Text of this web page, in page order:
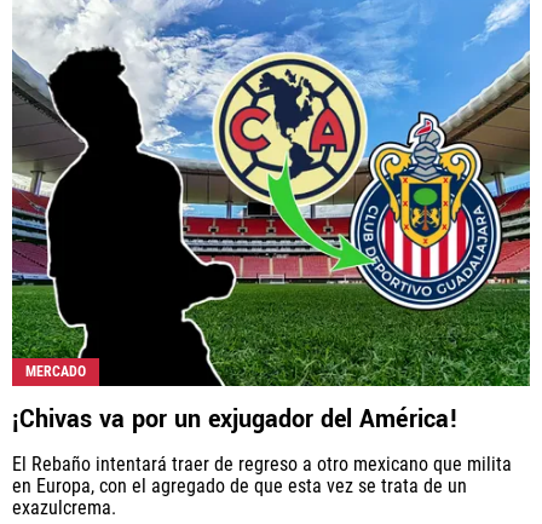
MERCADO
¡Chivas va por un exjugador del América!
El Rebaño intentará traer de regreso a otro mexicano que milita
en Europa, con el agregado de que esta vez se trata de un
exazulcrema.